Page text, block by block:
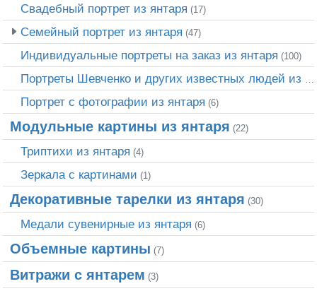
Свадебный портрет из янтаря (17)
Семейный портрет из янтаря (47)
Индивидуальные портреты на заказ из янтаря (100)
Портрет c фотографии из янтаря (6)
Модульные картины из янтаря (22)
Триптихи из янтаря (4)
Зеркала с картинами (1)
Декоративные тарелки из янтаря (30)
Медали сувенирные из янтаря (6)
Объемные картины (7)
Витражи с янтарем (3)